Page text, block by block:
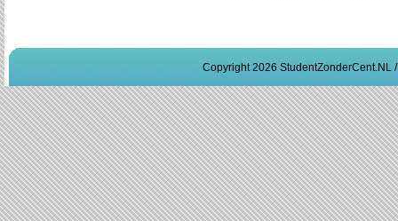
Copyright 2026 StudentZonderCent.NL